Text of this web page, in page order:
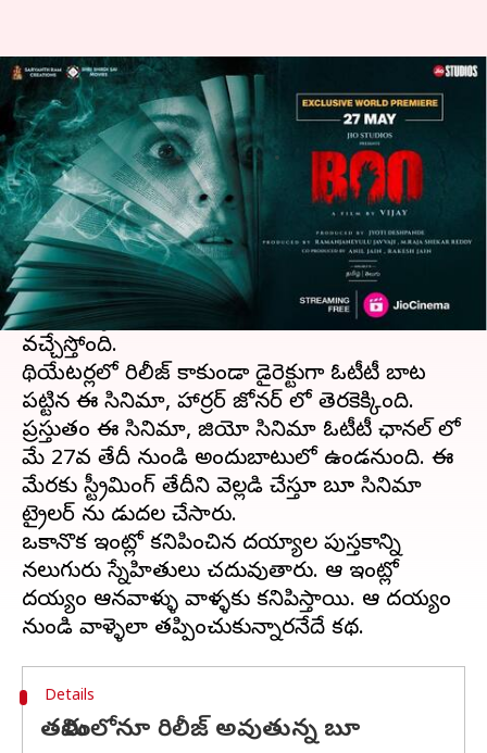
విశ్వక్ సేన్, రకుల్ ప్రీత్ జంటగా బూ
మూవీ: డైరెక్టుగా ఓటీటీలో రిలీజ్
వ్రాసిన వారు Sriram Pranateja May 24, 2023 10:09 am
ఈ వార్తాకథనం ఏంటి
విశ్వక్ సేన్, రకుల్ ప్రీత్, నివేతా పేతురాజ్ నటించిన బూ
సినిమా గురించి చాలామందికి తెలియదు. ఏ ఎల్
విజయ్ దర్శకత్వం వహించిన ఈ సినిమా,ఓటీటీలోకి
వచ్చేస్తోంది.
థియేటర్లలో రిలీజ్ కాకుండా డైరెక్టుగా ఓటీటీ బాట
పట్టిన ఈ సినిమా, హార్రర్ జోనర్ లో తెరకెక్కింది.
ప్రస్తుతం ఈ సినిమా, జియో సినిమా ఓటీటీ ఛానల్ లో
మే 27వ తేదీ నుండి అందుబాటులో ఉండనుంది. ఈ
మేరకు స్ట్రీమింగ్ తేదీని వెల్లడి చేస్తూ బూ సినిమా
ట్రైలర్ ను విడుదల చేసారు.
ఒకానొక ఇంట్లో కనిపించిన దయ్యాల పుస్తకాన్ని
నలుగురు స్నేహితులు చదువుతారు. ఆ ఇంట్లో
దయ్యం ఆనవాళ్ళు వాళ్ళకు కనిపిస్తాయి. ఆ దయ్యం
Details
తమిళంలోనూ రిలీజ్ అవుతున్న బూ